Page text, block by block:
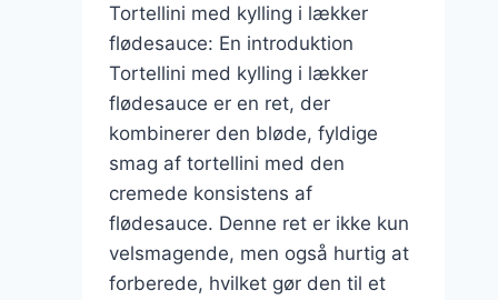
Tortellini med kylling i lækker
flødesauce: En introduktion
Tortellini med kylling i lækker
flødesauce er en ret, der
kombinerer den bløde, fyldige
smag af tortellini med den
cremede konsistens af
flødesauce. Denne ret er ikke kun
velsmagende, men også hurtig at
forberede, hvilket gør den til et